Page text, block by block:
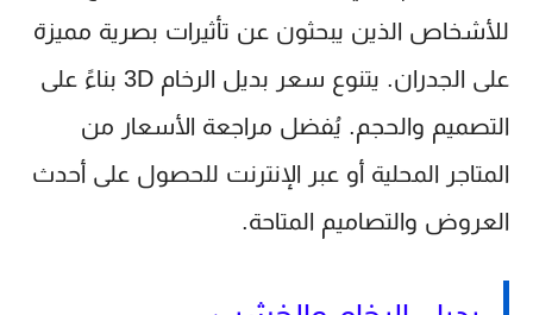
للأشخاص الذين يبحثون عن تأثيرات بصرية مميزة
على الجدران. يتنوع سعر بديل الرخام 3D بناءً على
التصميم والحجم. يُفضل مراجعة الأسعار من
المتاجر المحلية أو عبر الإنترنت للحصول على أحدث
العروض والتصاميم المتاحة.